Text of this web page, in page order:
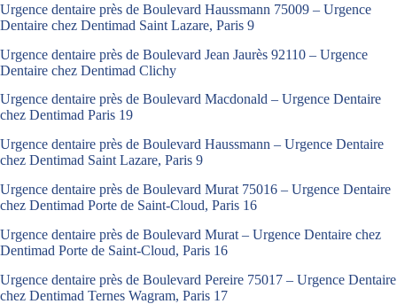
Urgence dentaire près de Boulevard Haussmann 75009 – Urgence
Dentaire chez Dentimad Saint Lazare, Paris 9
Urgence dentaire près de Boulevard Jean Jaurès 92110 – Urgence
Dentaire chez Dentimad Clichy
Urgence dentaire près de Boulevard Macdonald – Urgence Dentaire
chez Dentimad Paris 19
Urgence dentaire près de Boulevard Haussmann – Urgence Dentaire
chez Dentimad Saint Lazare, Paris 9
Urgence dentaire près de Boulevard Murat 75016 – Urgence Dentaire
chez Dentimad Porte de Saint-Cloud, Paris 16
Urgence dentaire près de Boulevard Murat – Urgence Dentaire chez
Dentimad Porte de Saint-Cloud, Paris 16
Urgence dentaire près de Boulevard Pereire 75017 – Urgence Dentaire
chez Dentimad Ternes Wagram, Paris 17